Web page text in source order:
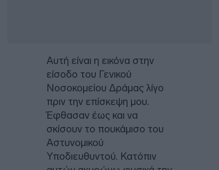
Αυτή είναι η εικόνα στην
είσοδο του Γενικού
Νοσοκομείου Δράμας λίγο
πριν την επίσκεψη μου.
Έφθασαν έως και να
σκίσουν το πουκάμισο του
Αστυνομικού
Υποδιευθυντού. Κατόπιν